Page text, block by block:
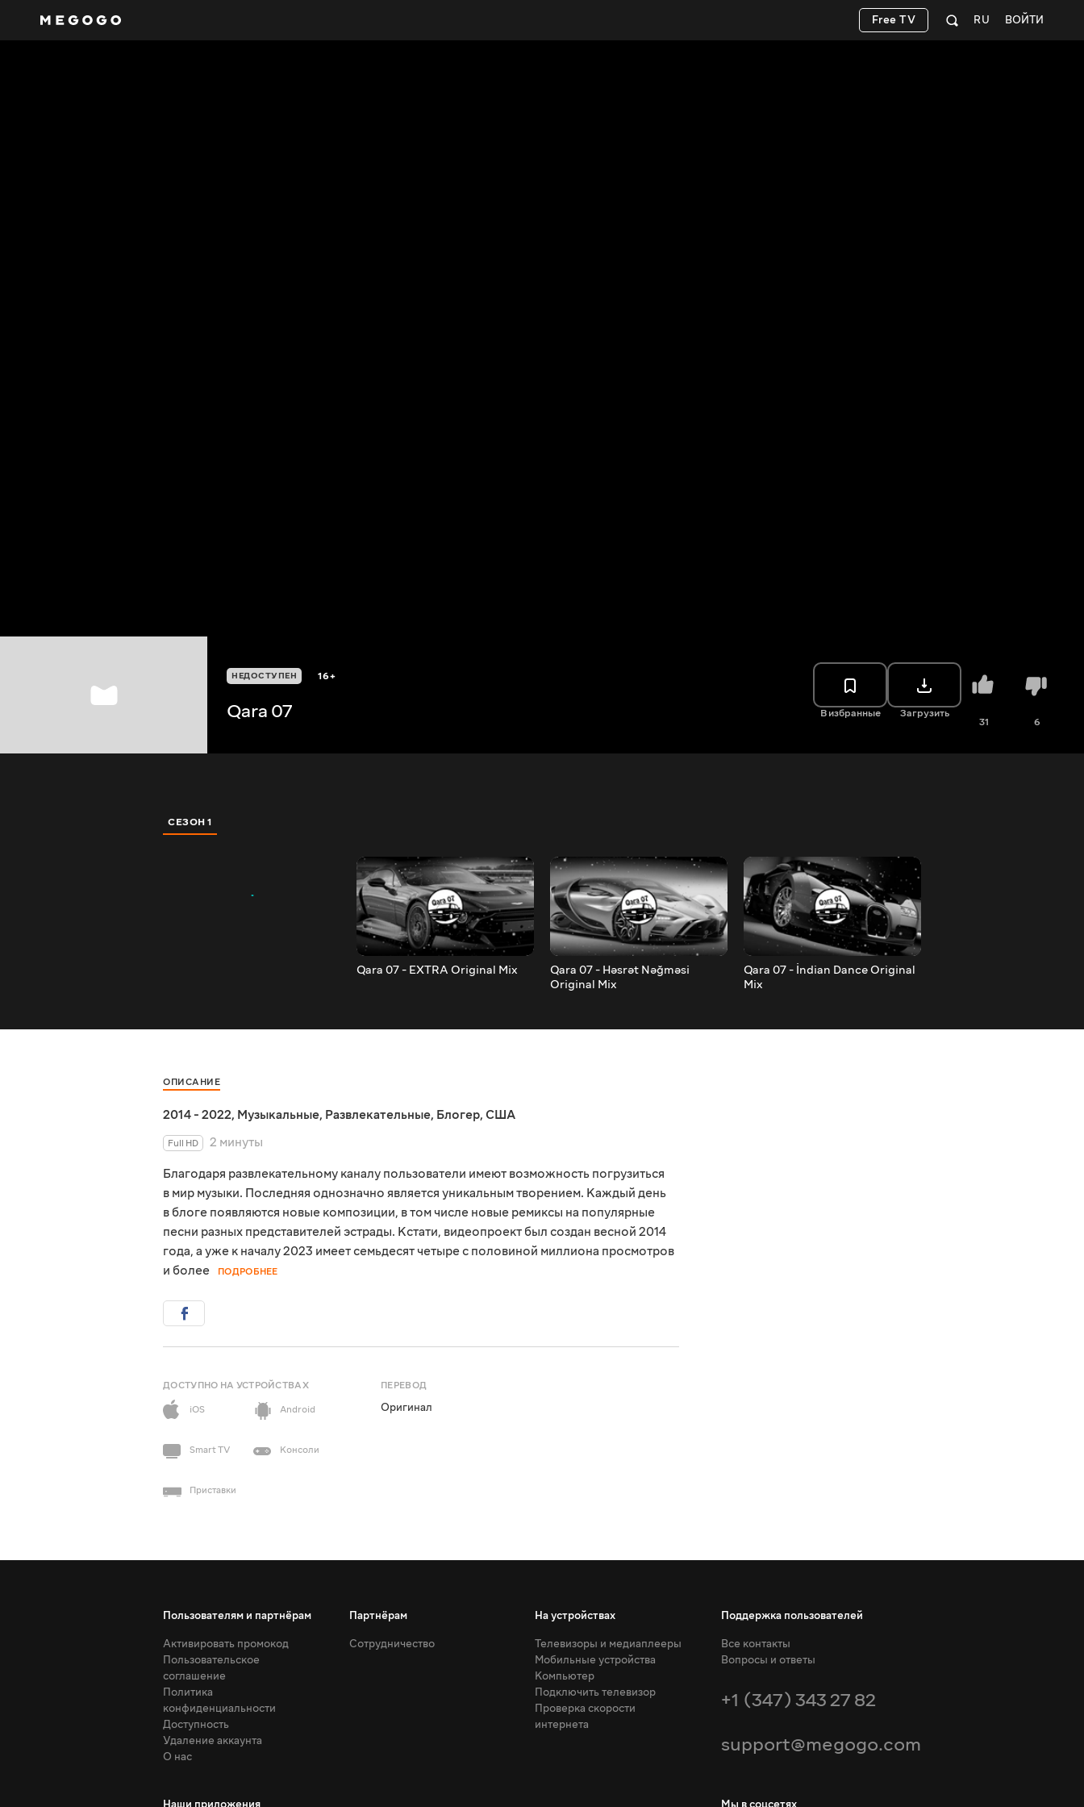
ВОЙТИ
RU
Free TV
НЕДОСТУПЕН 16+
Qara 07 В избранные Загрузить
31 6
СЕЗОН 1
Qara 07 - EXTRA Original Mix
Qara 07 - Həsrət Nəğməsi
Original Mix
Qara 07 - İndian Dance Original
Mix
ОПИСАНИЕ
2014 - 2022, Музыкальные, Развлекательные, Блогер, США
Full HD
2 минуты
Благодаря развлекательному каналу пользователи имеют возможность погрузиться
в мир музыки. Последняя однозначно является уникальным творением. Каждый день
в блоге появляются новые композиции, в том числе новые ремиксы на популярные
песни разных представителей эстрады. Кстати, видеопроект был создан весной 2014
года, а уже к началу 2023 имеет семьдесят четыре с половиной миллиона просмотров
и более
ПОДРОБНЕЕ
ДОСТУПНО НА УСТРОЙСТВАХ
iOS
Android
Smart TV Консоли
Приставки
ПЕРЕВОД
Оригинал
Пользователям и партнёрам
Активировать промокод
Пользовательское
соглашение
Политика
конфиденциальности
Доступность
Удаление аккаунта
О нас
Партнёрам
Сотрудничество
На устройствах
Телевизоры и медиаплееры
Мобильные устройства
Компьютер
Подключить телевизор
Проверка скорости
интернета
Поддержка пользователей
Все контакты
Вопросы и ответы
+1 (347) 343 27 82
support@megogo.com